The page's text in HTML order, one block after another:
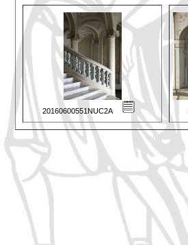
20160600551NUC2A